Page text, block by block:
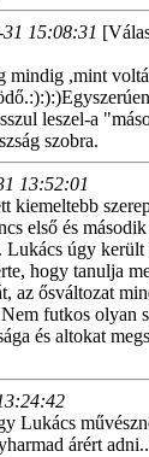
15:08:31
mindig ,mint
leszel-a
szobra.
13:52:01
kiemeltebb
első és
Lukács úgy
hogy tanulja
az ősváltozat
futkos olyan
és altokat
Lukács
árért